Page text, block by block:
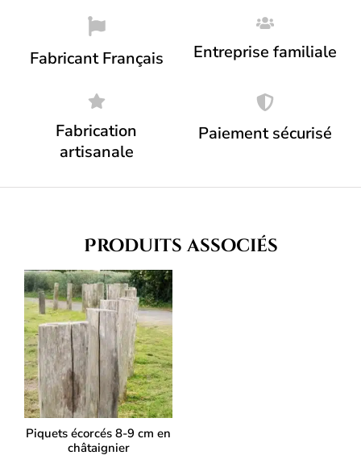
Fabricant Français Entreprise familiale
Fabrication
artisanale
Paiement sécurisé
Produits associés
Piquets écorcés 8-9 cm en
châtaignier